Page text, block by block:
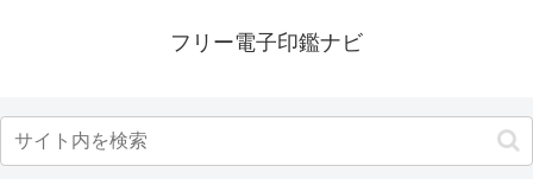
フリー電子印鑑ナビ